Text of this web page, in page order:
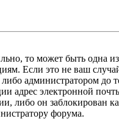
то может быть одна
Если это не ваш
администратором до
адрес электронной
либо он заблокирован
форума.